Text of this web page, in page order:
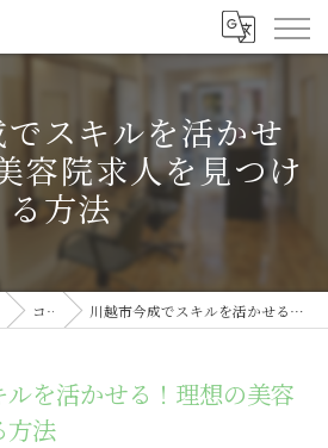
スキルを活かせ
容院求人を見つけ
る方法
コラム 川越市今成でスキルを活かせる！理想の美容院求人を見つける方法
を活かせる！理想の美容
方法